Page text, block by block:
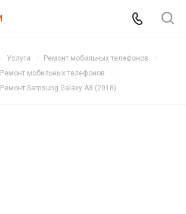
Услуги
Ремонт мобильных телефонов
Ремонт мобильных телефонов
Ремонт Samsung Galaxy A8 (2018)